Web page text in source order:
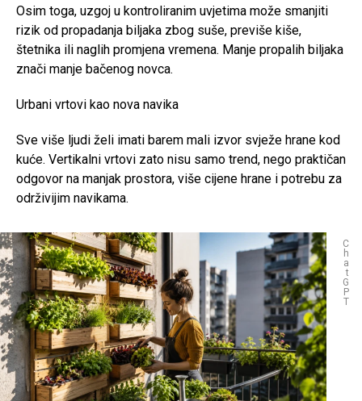
Osim toga, uzgoj u kontroliranim uvjetima može smanjiti
rizik od propadanja biljaka zbog suše, previše kiše,
štetnika ili naglih promjena vremena. Manje propalih biljaka
znači manje bačenog novca.
Urbani vrtovi kao nova navika
Sve više ljudi želi imati barem mali izvor svježe hrane kod
kuće. Vertikalni vrtovi zato nisu samo trend, nego praktičan
odgovor na manjak prostora, više cijene hrane i potrebu za
održivijim navikama.
C
h
a
t
G
P
T